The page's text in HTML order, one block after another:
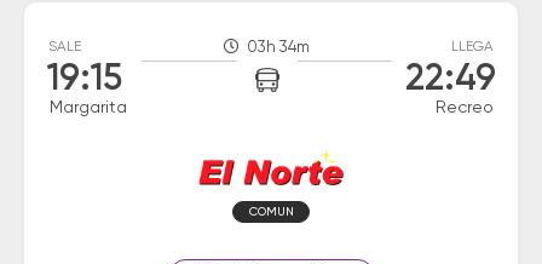
SALE
19:15
Margarita
03h 34m LLEGA
22:49
Recreo
COMUN